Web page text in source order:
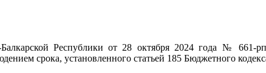
Республики от 28 октября 2024 года № 661-
срока, установленного статьей 185 Бюджетного